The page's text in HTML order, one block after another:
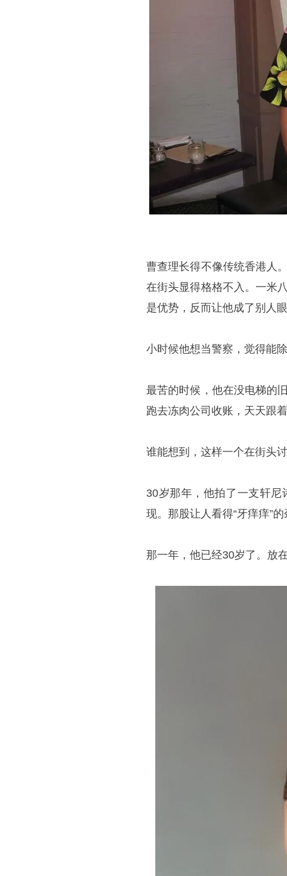
曹查理长得不像传统香港人
在街头显得格格不入。一米
是优势，反而让他成了别人眼
小时候他想当警察，觉得能
最苦的时候，他在没电梯的
跑去冻肉公司收账，天天跟
谁能想到，这样一个在街头
30岁那年，他拍了一支轩
现。那股让人看得“牙痒痒”
那一年，他已经30岁了。放